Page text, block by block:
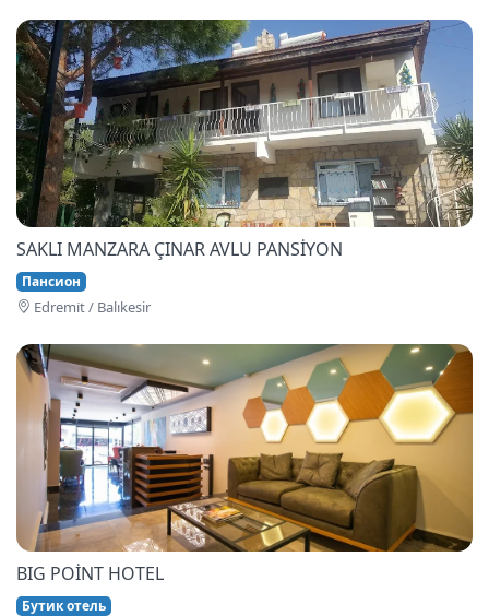
SAKLI MANZARA ÇINAR AVLU PANSİYON
Пансион
Edremi̇t / Balıkesir
BIG POİNT HOTEL
Бутик отель